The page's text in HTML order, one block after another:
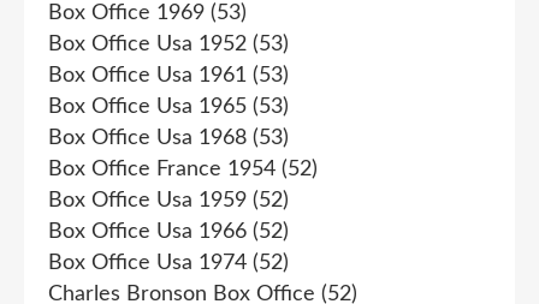
Box Office 1969 (53)
Box Office Usa 1952 (53)
Box Office Usa 1961 (53)
Box Office Usa 1965 (53)
Box Office Usa 1968 (53)
Box Office France 1954 (52)
Box Office Usa 1959 (52)
Box Office Usa 1966 (52)
Box Office Usa 1974 (52)
Charles Bronson Box Office (52)